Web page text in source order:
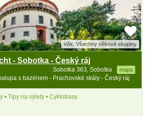
Věk: Všechny věkové skupiny
- Sobotka - Český ráj
Sobotka 363, Sobotka mapa
s bazénem - Prachovské skály - Český ráj
• Tipy na výlety • Cyklotrasy